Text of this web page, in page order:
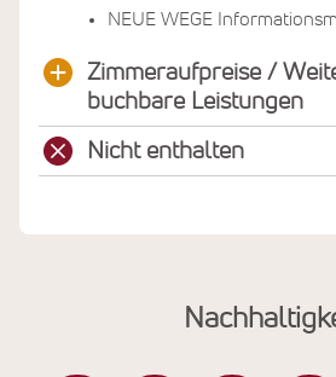
NEUE WEGE
Zimmeraufpreise /
buchbare Leistungen
Nicht enthalten